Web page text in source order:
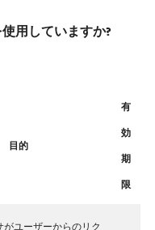
用していますか?
目的
有
効
期
限
がユーザーからのリク